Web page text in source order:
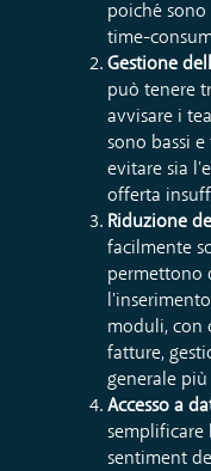
poiché
time-
Gestione
può tenere
avvisare i
sono bassi
evitare sia
offerta
Riduzione
facilmente
permettono
moduli, con
fatture,
generale più
Accesso a
semplificare
sentiment